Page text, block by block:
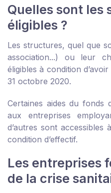
Quelles sont les
éligibles ?
Les structures, quel que
association...) ou leur
éligibles à condition
31 octobre 2020.
Certaines aides du fonds
aux entreprises
d’autres sont
condition d’effectif.
Les entreprises
de la crise